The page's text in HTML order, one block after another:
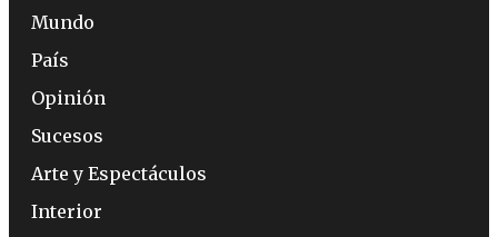
Mundo
País
Opinión
Sucesos
Arte y Espectáculos
Interior